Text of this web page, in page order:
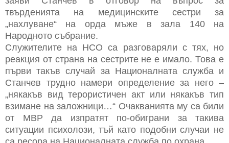
твърденията на медицинските сестри за
„нахлуване“ на орда мъже в зала 140 на
Народното събрание.
Служителите на НСО са разговаряли с тях, но
реакция от страна на сестрите не е имало. Това е
първи такъв случай за Националната служба и
Станчев трудно намери определение за него –
„някакъв вид терористичен акт или някакъв тип
взимане на заложници…“ Очакванията му са били
от МВР да изпратят по-обиграни за такива
ситуации психолози, тъй като подобни случаи не